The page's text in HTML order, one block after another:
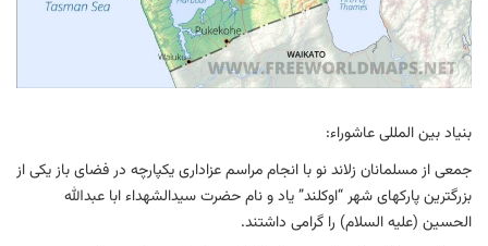
بنیاد بین المللی عاشوراء:
جمعی از مسلمانان زلاند نو با انجام مراسم عزاداری یکپارچه در فضای باز يکی از
بزرگترين پارکهای شهر “اوکلند” ياد و نام حضرت سيدالشهداء ابا عبدالله
الحسين (عليه السلام) را گرامی داشتند.